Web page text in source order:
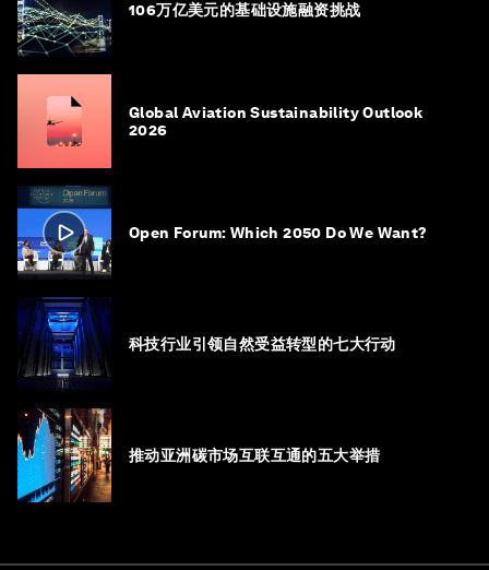
106万亿美元的基础设施融资挑战
Global Aviation Sustainability Outlook
2026
Open Forum: Which 2050 Do We Want?
科技行业引领自然受益转型的七大行动
推动亚洲碳市场互联互通的五大举措